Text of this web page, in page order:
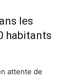
les
habitants
attente de